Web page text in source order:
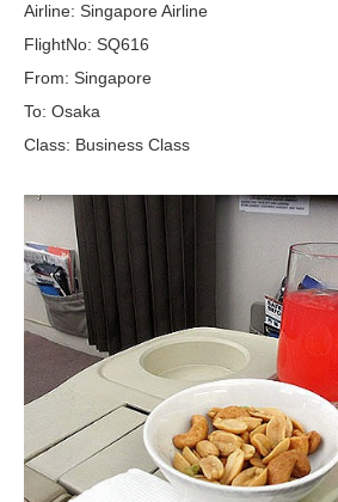
Airline: Singapore Airline
FlightNo: SQ616
From: Singapore
To: Osaka
Class: Business Class